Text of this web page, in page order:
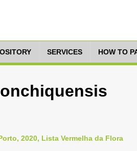
SERVICES HOW TO
2020, Lista Vermelha da Flora